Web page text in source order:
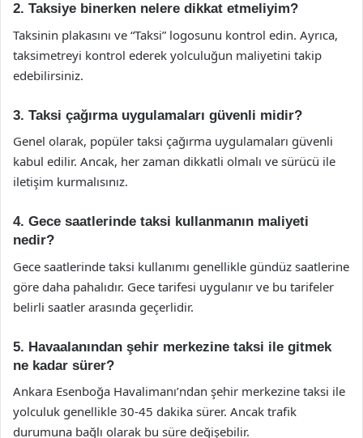
2. Taksiye binerken nelere dikkat etmeliyim?
Taksinin plakasını ve “Taksi” logosunu kontrol edin. Ayrıca,
taksimetreyi kontrol ederek yolculuğun maliyetini takip
edebilirsiniz.
3. Taksi çağırma uygulamaları güvenli midir?
Genel olarak, popüler taksi çağırma uygulamaları güvenli
kabul edilir. Ancak, her zaman dikkatli olmalı ve sürücü ile
iletişim kurmalısınız.
4. Gece saatlerinde taksi kullanmanın maliyeti
nedir?
Gece saatlerinde taksi kullanımı genellikle gündüz saatlerine
göre daha pahalıdır. Gece tarifesi uygulanır ve bu tarifeler
belirli saatler arasında geçerlidir.
5. Havaalanından şehir merkezine taksi ile gitmek
ne kadar sürer?
Ankara Esenboğa Havalimanı’ndan şehir merkezine taksi ile
yolculuk genellikle 30-45 dakika sürer. Ancak trafik
durumuna bağlı olarak bu süre değişebilir.